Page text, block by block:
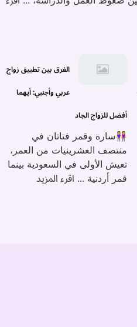
الفرق بين تطبيق زواج
عربي وأجنبي: أيهما
أفضل للزواج الجاد
👭سارة وقمر فتاتان في
منتصف العشرينيات من العمر،
تعيش الأولى في السعودية بينما
قمر أردنية ... اقرء المزيد